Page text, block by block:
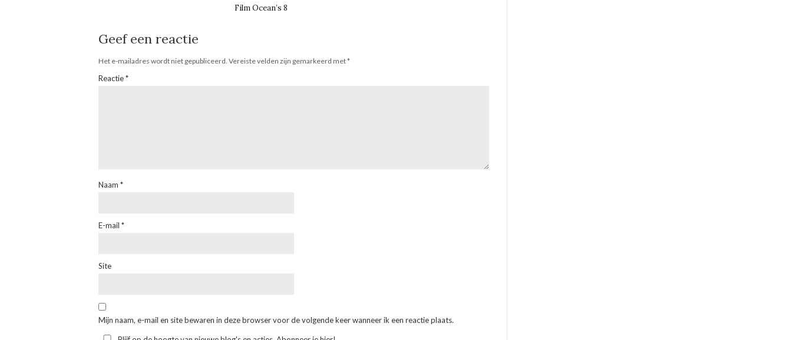
Film Ocean’s 8
Geef een reactie
Het e-mailadres wordt niet gepubliceerd. Vereiste velden zijn gemarkeerd met*
Reactie*
Naam *
E-mail *
Site
Mijn naam, e-mail en site bewaren in deze browser voor de volgende keer wanneer ik een reactie plaats.